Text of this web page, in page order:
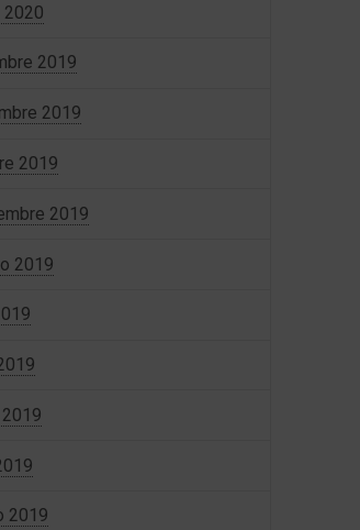
2020
2019
2019
2019
2019
2019
2019